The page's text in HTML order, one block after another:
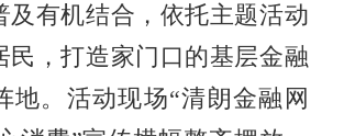
及有机结合，依托主题活动
民，打造家门口的基层金融
地。活动现场“清朗金融网